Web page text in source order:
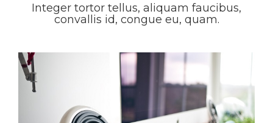
Integer tortor tellus, aliquam faucibus,
convallis id, congue eu, quam.